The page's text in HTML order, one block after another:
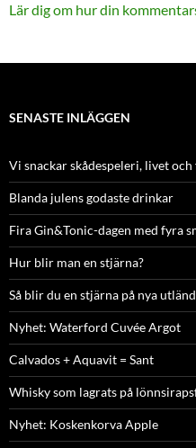
Lär dig om hur din
SENASTE INLÄGGEN
Vi snackar skådespeleri, livet
Blanda julens godaste drinkar
Fira Gin&Tonic-dagen med fyra
Hur blir man en stjärna?
Så blir du en stjärna på nya
Nyhet: Waterford Cuvée Argot
Calvados + Aquavit = Sant
Whisky som lagrats på
Nyhet: Koskenkorva Apple